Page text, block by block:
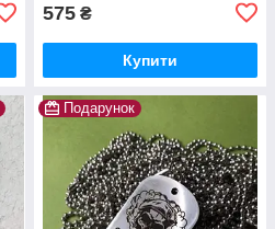
575 ₴
Купити
Подарунок